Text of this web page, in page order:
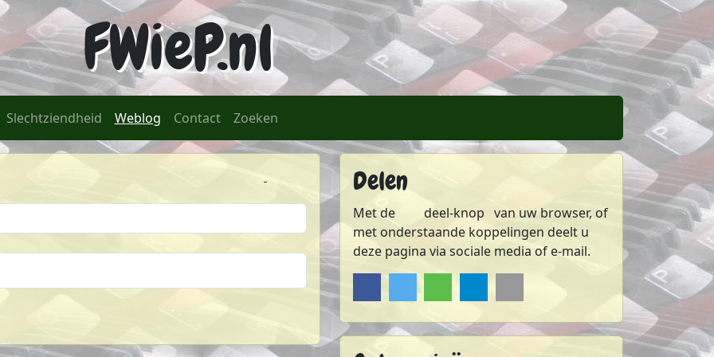
FWieP.nl
Slechtziendheid Weblog(huidige)
Contact Zoeken
Atom-feed van FWiePs weblog
RSS-feed van FWiePs weblog
Delen
Met de deel-knop van uw browser, of
met onderstaande koppelingen deelt u
deze pagina via sociale media of e-mail.
Delen via Whatsapp
Delen via Telegram
Sturen via e-mail